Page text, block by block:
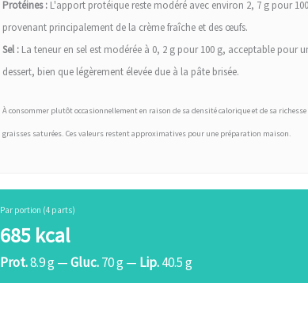
Protéines :L'apport protéique reste modéré avec environ 2, 7 g pour
provenant principalement de la crème fraîche et des œufs.
Sel :La teneur en sel est modérée à 0, 2 g pour 100 g, acceptable pour
dessert, bien que légèrement élevée due à la pâte brisée.
À consommer plutôt occasionnellement en raison de sa densité calorique et de sa richesse
graisses saturées. Ces valeurs restent approximatives pour une préparation maison.
Par portion (4 parts)
685 kcal
Prot.8.9 g —Gluc.70 g — Lip.40.5 g